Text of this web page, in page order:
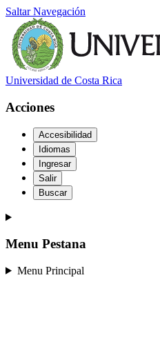
Saltar Navegación
Universidad de Costa Rica
Acciones
Accesibilidad
Idiomas
Ingresar
Salir
Buscar
Menu Pestana
Menu Principal